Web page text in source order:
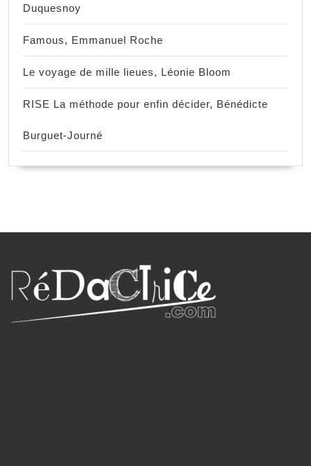
Duquesnoy
Famous, Emmanuel Roche
Le voyage de mille lieues, Léonie Bloom
RISE La méthode pour enfin décider, Bénédicte
Burguet-Journé